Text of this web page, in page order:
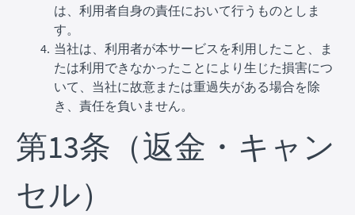
は、利用者自身の責任において行うものとしま
す。
当社は、利用者が本サービスを利用したこと、ま
たは利用できなかったことにより生じた損害につ
いて、当社に故意または重過失がある場合を除
き、責任を負いません。
第13条（返金・キャン
セル）